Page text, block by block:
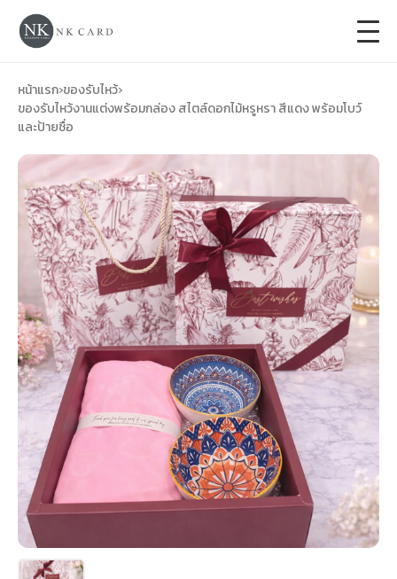
การ์ดแต่งงาน
ของชำร่วยงานแต่ง
ของรับไหว้
ป้ายของชำร่วยงานแต่ง +
การ์ดงานบวช
การ์ดขึ้นบ้านใหม่
ซองเปล่า
รับพิมพ์หน้าซอง +
Wax Seal Sticker | สติกเกอร์ตราครั่งปิดซอง
การ์ดแต่งงานออนไลน์
รีวิว
หน้าแรก›ของรับไหว้›
ของรับไหว้งานแต่งพร้อมกล่อง สไตล์ดอกไม้หรูหรา สีแดง พร้อมโบว์
และป้ายชื่อ